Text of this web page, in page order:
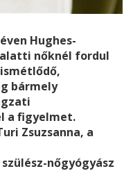
Hughes-
alatti nőknél fordul
bármely
a figyelmet.
Zsuzsanna, a
nőgyógyász